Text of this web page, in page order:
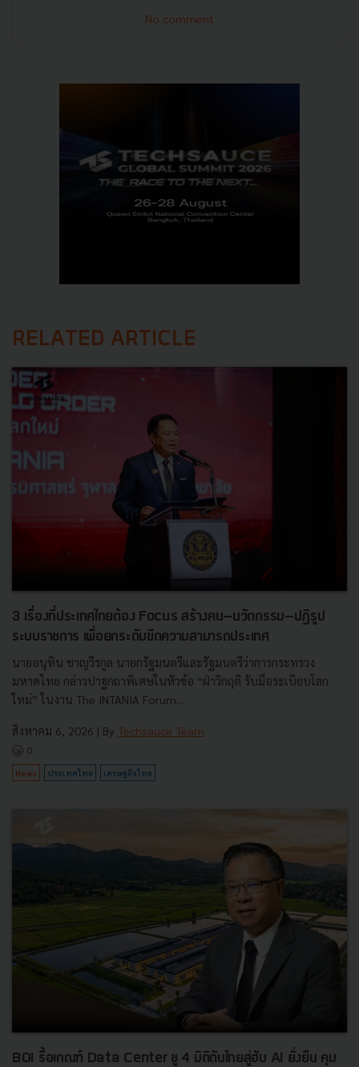
No comment
RELATED ARTICLE
3 เรื่องที่ประเทศไทยต้อง Focus สร้างคน–นวัตกรรม–ปฏิรูป
ระบบราชการ เพื่อยกระดับขีดความสามารถประเทศ
นายอนุทิน ชาญวีรกูล นายกรัฐมนตรีและรัฐมนตรีว่าการกระทรวง
มหาดไทย กล่าวปาฐกถาพิเศษในหัวข้อ “ฝ่าวิกฤติ รับมือระเบียบโลก
ใหม่” ในงาน The INTANIA Forum...
สิงหาคม 6, 2026 | By Techsauce Team
0
News ประเทศไทย เศรษฐกิจไทย
BOI รื้อเกณฑ์ Data Center ชู 4 มิติดันไทยสู่ฮับ AI ยั่งยืน คุม